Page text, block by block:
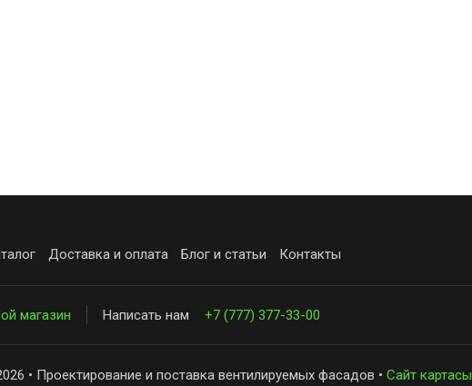
Доставка и оплата Блог и статьи Контакты
магазин Написать нам +7 (777) 377-33-00
• Проектирование и поставка вентилируемых фасадов • Сайт картасы